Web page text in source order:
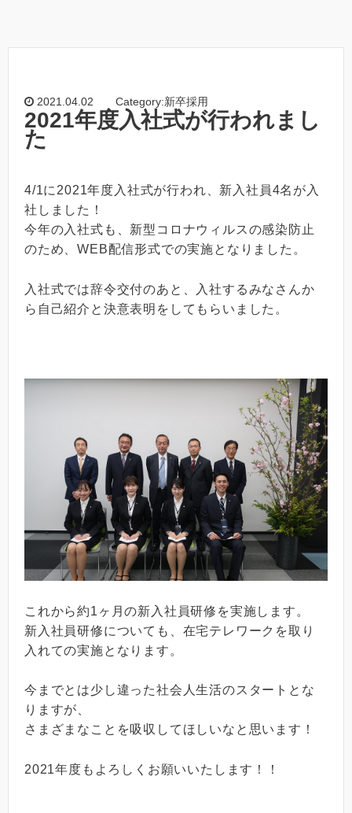
2021.04.02 Category:新卒採用
2021年度入社式が行われまし
た
4/1に2021年度入社式が行われ、新入社員4名が入
社しました！
今年の入社式も、新型コロナウィルスの感染防止
のため、WEB配信形式での実施となりました。
入社式では辞令交付のあと、入社するみなさんか
ら自己紹介と決意表明をしてもらいました。
これから約1ヶ月の新入社員研修を実施します。
新入社員研修についても、在宅テレワークを取り
入れての実施となります。
今までとは少し違った社会人生活のスタートとな
りますが、
さまざまなことを吸収してほしいなと思います！
2021年度もよろしくお願いいたします！！